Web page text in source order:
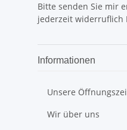
Bitte senden Sie mir
jederzeit widerruflich
Informationen
Unsere
Wir über uns